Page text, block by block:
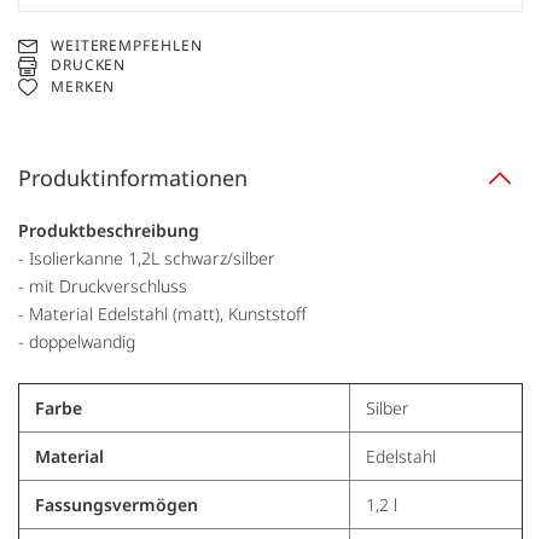
WEITEREMPFEHLEN
DRUCKEN
MERKEN
Produktinformationen
Produktbeschreibung
- Isolierkanne 1,2L schwarz/silber
- mit Druckverschluss
- Material Edelstahl (matt), Kunststoff
- doppelwandig
Farbe Silber
Material Edelstahl
Fassungsvermögen 1,2 l